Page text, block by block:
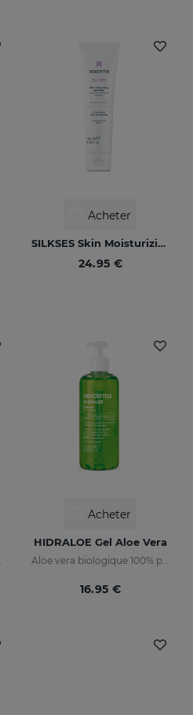
Acheter
SILKSES Skin Moisturizing Protector
24.95 €
Acheter
HIDRALOE Gel Aloe Vera
Aloe vera biologique 100% pur
16.95 €